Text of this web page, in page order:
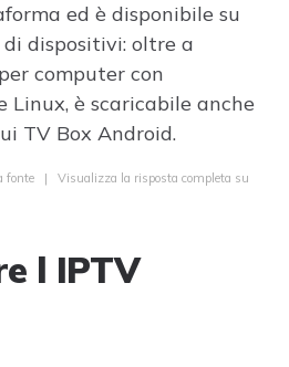
ed è disponibile su
dispositivi: oltre a
computer con
Linux, è scaricabile anche
TV Box Android.
fonte | Visualizza la risposta completa su
l IPTV